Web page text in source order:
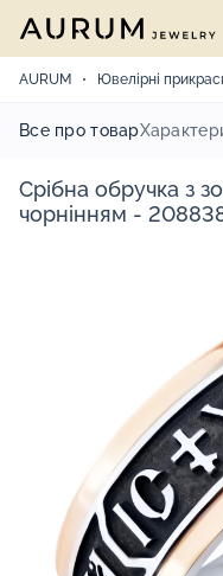
AURUM Ювелірні
Все про товар
Срібна обручка з
чорнінням -